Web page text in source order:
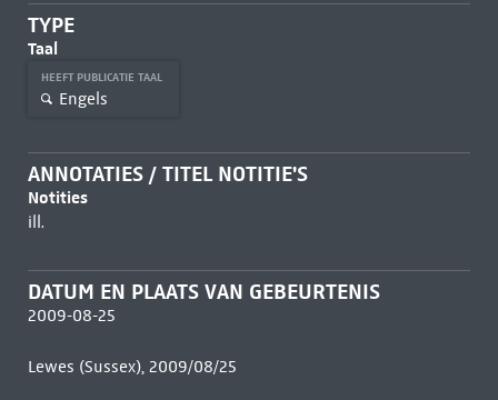
TYPE
Taal
HEEFT PUBLICATIE TAAL
Engels
ANNOTATIES / TITEL NOTITIE'S
Notities
ill.
DATUM EN PLAATS VAN GEBEURTENIS
2009-08-25
Lewes (Sussex), 2009/08/25